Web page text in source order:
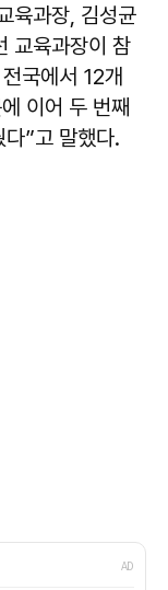
육과장, 김성균
교육과장이 참
국에서 12개
이어 두 번째
”고 말했다.